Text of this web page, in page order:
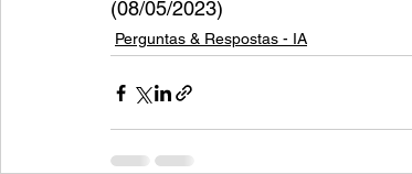
(08/05/2023)
Perguntas & Respostas - IA